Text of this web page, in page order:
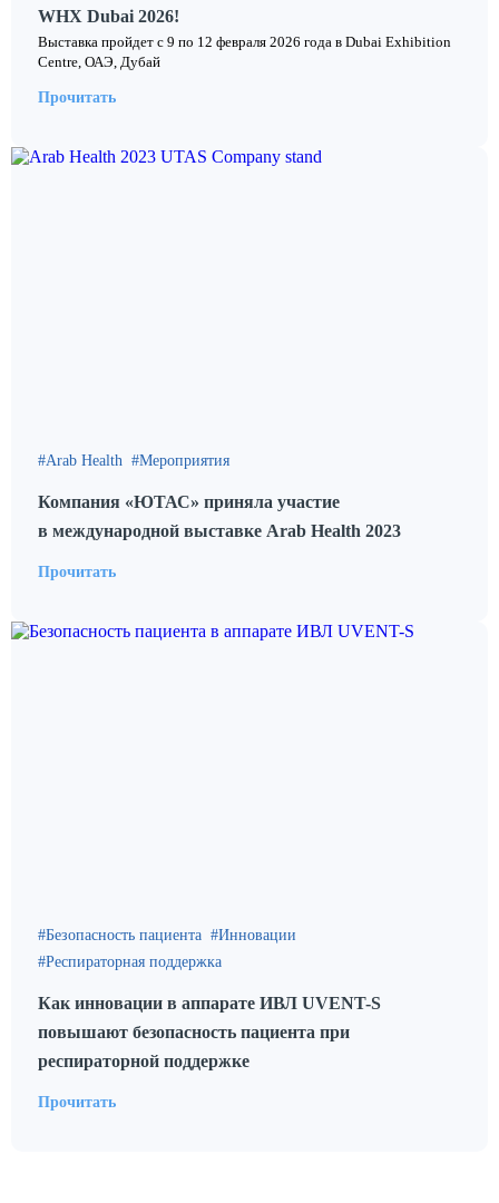
WHX Dubai 2026!
Выставка пройдет с 9 по 12 февраля 2026 года в Dubai Exhibition
Centre, ОАЭ, Дубай
Прочитать
Arab Health Мероприятия
Компания «ЮТАС» приняла участие
в международной выставке Arab Health 2023
Прочитать
Безопасность пациента
Инновации
Респираторная поддержка
Как инновации в аппарате ИВЛ UVENT-S
повышают безопасность пациента при
респираторной поддержке
Прочитать